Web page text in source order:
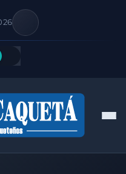
Menu